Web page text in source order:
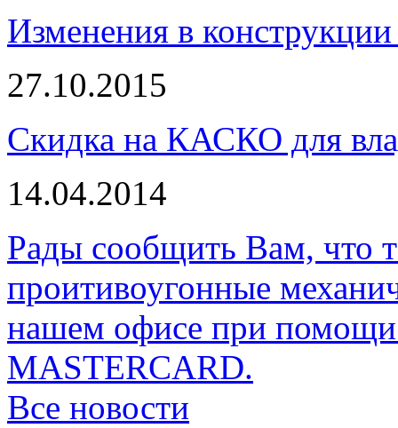
Изменения в
27.10.2015
Скидка на КАСКО для
14.04.2014
Рады сообщить Вам, что
проитивоугонные
нашем офисе при помощи
MASTERCARD.
Все новости